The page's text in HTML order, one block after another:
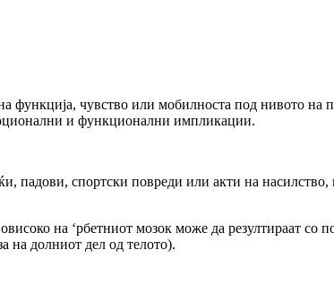
функција, чувство или мобилноста под нивото
и функционални импликации.
падови, спортски повреди или акти на
на ‘рбетниот мозок може да резултираат со
на долниот дел од телото).